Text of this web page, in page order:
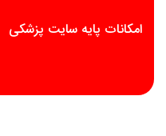
امکانات پایه سایت پزشکی